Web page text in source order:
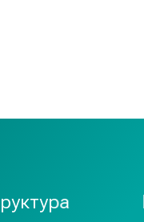
ІТ-